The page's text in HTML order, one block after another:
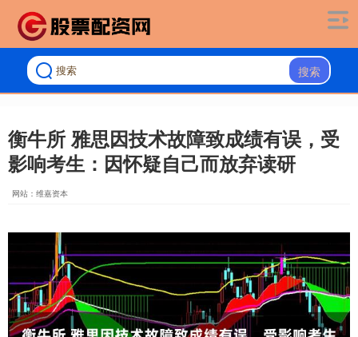
搜索
衡牛所 雅思因技术故障致成绩有误，受
影响考生：因怀疑自己而放弃读研
网站：维嘉资本